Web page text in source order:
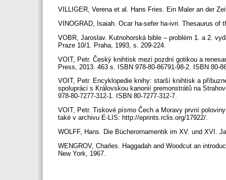
VILLIGER, Verena et al. Hans Fries. Ein Maler an der
VINOGRAD, Isaiah. Ocar ha-sefer ha-ivri. Thesaurus of
VOBR, Jaroslav. Kutnohorská bible – problém 1. a 2.
Praze 10/1. Praha, 1993, s. 209-224.
VOIT, Petr. Český knihtisk mezi pozdní gotikou a
Press, 2013. 463 s. ISBN 978-80-86791-98-2. ISBN 80-
VOIT, Petr. Encyklopedie knihy: starší knihtisk a
spolupráci s Královskou kanonií premonstrátů na
978-80-7277-312-1. ISBN 80-7277-312-7.
VOIT, Petr. Tiskové písmo Čech a Moravy první
také v archivu E-LIS: http://eprints.rclis.org/17922/.
WOLFF, Hans. Die Bücherornamentik im XV. und XVI.
WENGROV, Charles. Haggadah and Woodcut an
New York, 1967.